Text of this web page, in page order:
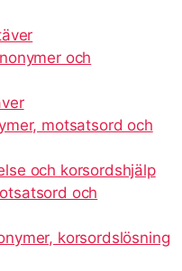
och
motsatsord och
och korsordshjälp
och
korsordslösning